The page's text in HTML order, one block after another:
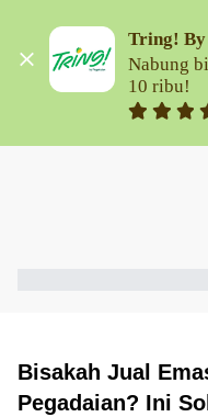
Tring! By
Nabung
10 ribu!
Bisakah Jual
Pegadaian? Ini